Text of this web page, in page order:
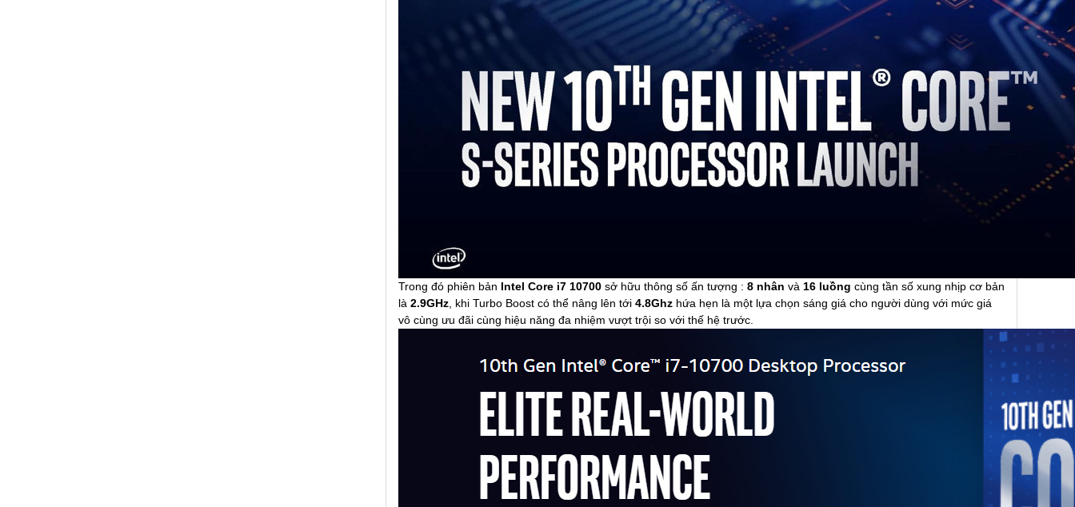
Trong đó phiên bản Intel Core i7 10700 sở hữu thông số ấn tượng : 8 nhân và 16 luồng cùng tần số xung nhịp cơ bản
là 2.9GHz , khi Turbo Boost có thể nâng lên tới 4.8Ghz hứa hẹn là một lựa chọn sáng giá cho người dùng với mức giá
vô cùng ưu đãi cùng hiệu năng đa nhiệm vượt trội so với thế hệ trước.